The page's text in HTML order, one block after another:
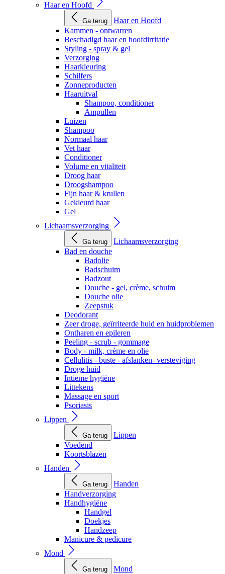
Haar en Hoofd
Ga terug
Haar en Hoofd
Kammen - ontwarren
Beschadigd haar en hoofdirritatie
Styling - spray & gel
Verzorging
Haarkleuring
Schilfers
Zonneproducten
Haaruitval
Shampoo, conditioner
Ampullen
Luizen
Shampoo
Normaal haar
Vet haar
Conditioner
Volume en vitaliteit
Droog haar
Droogshampoo
Fijn haar & krullen
Gekleurd haar
Gel
Lichaamsverzorging
Ga terug
Lichaamsverzorging
Bad en douche
Badolie
Badschuim
Badzout
Douche - gel, crème, schuim
Douche olie
Zeepstuk
Deodorant
Zeer droge, geïrriteerde huid en huidproblemen
Ontharen en epileren
Peeling - scrub - gommage
Body - milk, crème en olie
Cellulitis - buste - afslanken- versteviging
Droge huid
Intieme hygiëne
Littekens
Massage en sport
Psoriasis
Lippen
Ga terug
Lippen
Voedend
Koortsblazen
Handen
Ga terug
Handen
Handverzorging
Handhygiëne
Handgel
Doekjes
Handzeep
Manicure & pedicure
Mond
Ga terug
Mond